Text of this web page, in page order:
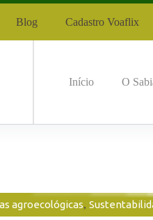
Blog Cadastro Voaflix
Início O
agroecológicas,